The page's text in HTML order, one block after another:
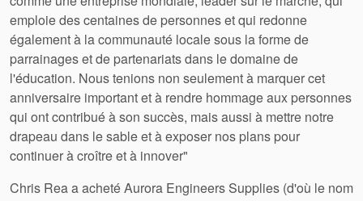
Académie
Brochures produits
Vidéo
emploie des centaines de personnes et qui redonne
également à la communauté locale sous la forme de
parrainages et de partenariats dans le domaine de
l'éducation. Nous tenions non seulement à marquer cet
anniversaire important et à rendre hommage aux personnes
qui ont contribué à son succès, mais aussi à mettre notre
drapeau dans le sable et à exposer nos plans pour
continuer à croître et à innover"
Chris Rea a acheté Aurora Engineers Supplies (d'où le nom